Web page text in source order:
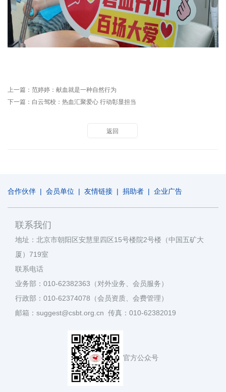
上一篇： 范婷婷：献血就是一种自然行为
下一篇： 白云驾校：热血汇聚爱心 行动彰显担当
返回
合作伙伴 | 会员单位 | 友情链接 | 捐助者 | 企业广告
联系我们
地址：北京市朝阳区安慧里四区15号楼院2号楼（中国五矿大
厦）719室
联系电话
业务部：010-62382363（对外业务、会员服务）
行政部：010-62374078（会员资质、会费管理）
邮箱：suggest@csbt.org.cn 传真：010-62382019
官方公众号